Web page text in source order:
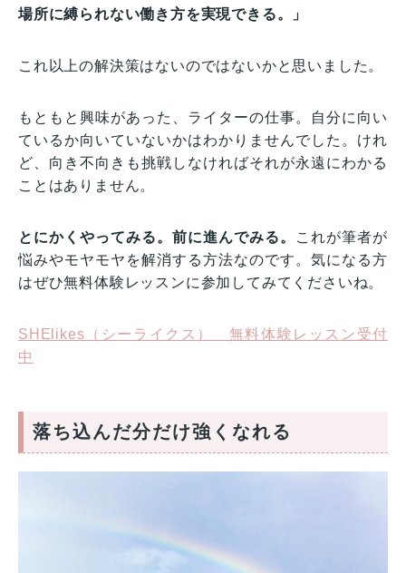
場所に縛られない働き方を実現できる。」
これ以上の解決策はないのではないかと思いました。
もともと興味があった、ライターの仕事。自分に向い
ているか向いていないかはわかりませんでした。けれ
ど、向き不向きも挑戦しなければそれが永遠にわかる
ことはありません。
とにかくやってみる。前に進んでみる。
これが筆者が
悩みやモヤモヤを解消する方法なのです。気になる方
はぜひ無料体験レッスンに参加してみてくださいね。
SHElikes（シーライクス） 無料体験レッスン受付
中
落ち込んだ分だけ強くなれる